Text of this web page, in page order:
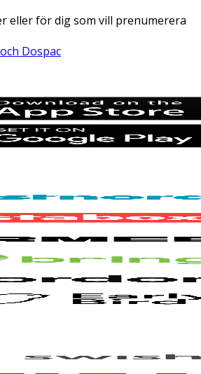
eller för dig som vill prenumerera
Dospac